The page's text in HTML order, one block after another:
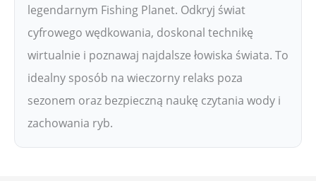
legendarnym Fishing Planet. Odkryj świat
cyfrowego wędkowania, doskonal technikę
wirtualnie i poznawaj najdalsze łowiska świata. To
idealny sposób na wieczorny relaks poza
sezonem oraz bezpieczną naukę czytania wody i
zachowania ryb.